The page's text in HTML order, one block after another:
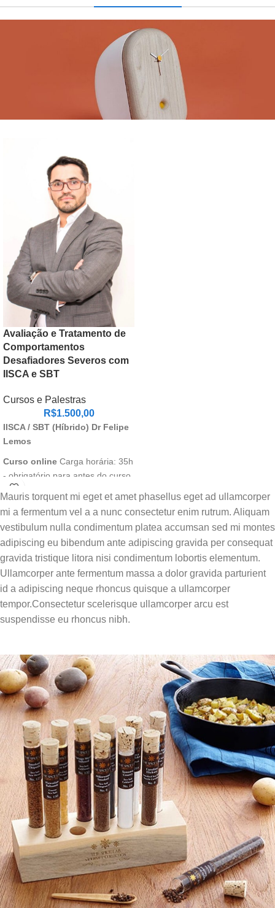
Avaliação e Tratamento de
Comportamentos
Desafiadores Severos com
IISCA e SBT
Cursos e Palestras
R$1.500,00
IISCA / SBT (Híbrido) Dr Felipe
Lemos
Curso online Carga horária: 35h
- obrigatório para antes do curso
Comportamentos-problema e
Análise Funcional
Introdução aos conceitos
fundamentais e a evolução da
análise funcional.
Módulo 2: O que é a IISCA
Exploração dos 5 componentes
nucleares da Análise de
Módulo 3: Precursores e co-
ocorrentes
Como identificar e utilizar
comportamentos precursores
para uma avaliação mais segura.
Módulo 4: Sintetizando -
antecedentes, respostas e
consequências
A lógica por trás da criação de
contingências sintetizadas que
refletem o ambiente natural.
Módulo 5: Entrevista
Passo a passo para conduzir a
entrevista semiestruturada que
informa toda a análise.
Mauris torquent mi eget et amet phasellus eget ad ullamcorper
mi a fermentum vel a a nunc consectetur enim rutrum. Aliquam
vestibulum nulla condimentum platea accumsan sed mi montes
adipiscing eu bibendum ante adipiscing gravida per consequat
gravida tristique litora nisi condimentum lobortis elementum.
Ullamcorper ante fermentum massa a dolor gravida parturient
id a adipiscing neque rhoncus quisque a ullamcorper
tempor.Consectetur scelerisque ullamcorper arcu est
suspendisse eu rhoncus nibh.